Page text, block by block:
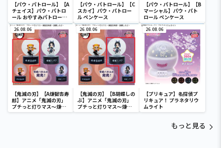
【パウ・パトロール】【A
チェイス】パウ・パトロ
ール おやすみパトロール
BIGぬいぐるみ
【パウ・パトロール】【C
スカイ】パウ・パトロー
ル ペンケース
【パウ・パトロール】【B
マーシャル】パウ・パト
ロール ペンケース
26.08.06
【鬼滅の刃】【A煉獄杏寿
郎】アニメ「鬼滅の刃」
プチっと灯りマス～煉獄
杏寿郎・胡蝶しのぶ～
26.08.06
【鬼滅の刃】【B胡蝶しの
ぶ】アニメ「鬼滅の刃」
プチっと灯りマス～煉獄
杏寿郎・胡蝶しのぶ～
26.08.06
【プリキュア】名探偵プ
リキュア！ プラネタリウ
ムライト
もっと見る